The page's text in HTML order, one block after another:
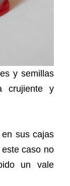
y semillas
crujiente y
sus cajas
caso no
un vale